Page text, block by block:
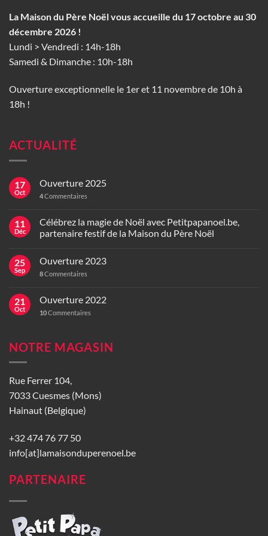
La Maison du Père Noël vous accueille du 17 octobre au 30
décembre 2026 !
Lundi > Vendredi : 14h-18h
Samedi & Dimanche : 10h-18h
Ouverture exceptionnelle le 1er et 11 novembre de 10h à
18h !
ACTUALITÉ
17
Oct
Ouverture 2025
4Commentaires
11
Déc
Célébrez la magie de Noël avec Petitpapanoel.be,
partenaire festif de la Maison du Père Noël
25
Sep
Ouverture 2023
8Commentaires
21
Oct
Ouverture 2022
10Commentaires
NOTRE MAGASIN
Rue Ferrer 104,
7033 Cuesmes (Mons)
Hainaut (Belgique)
+32 474 76 77 50
info[at]lamaisonduperenoel.be
PARTENAIRE